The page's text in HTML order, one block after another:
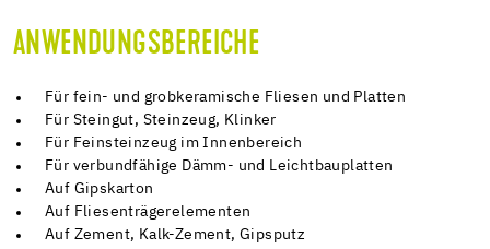
ANWENDUNGSBEREICHE
Für fein- und grobkeramische Fliesen und Platten
Für Steingut, Steinzeug, Klinker
Für Feinsteinzeug im Innenbereich
Für verbundfähige Dämm- und Leichtbauplatten
Auf Gipskarton
Auf Fliesenträgerelementen
Auf Zement, Kalk-Zement, Gipsputz